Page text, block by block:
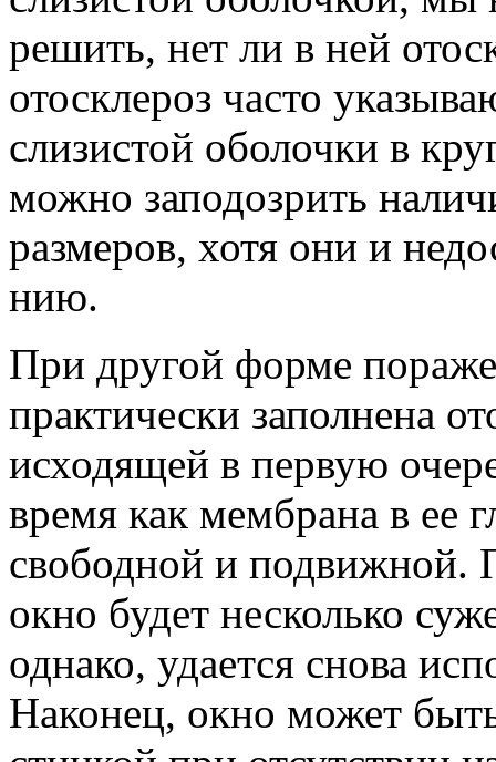
решить, нет ли в ней
отосклероз часто
слизистой оболочки в
можно заподозрить
размеров, хотя они и
нию.
При другой форме
практи­чески заполнена
исходящей в первую
время как мембрана в ее
свободной и под­вижной.
окно будет несколько
од­нако, удается снова
Наконец, окно мо­жет